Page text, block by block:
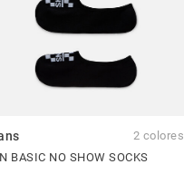
2 colores
BASIC NO SHOW SOCKS